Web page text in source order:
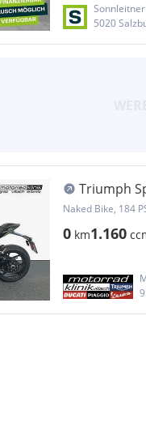
5020
Triumph
1200 RS
Naked Bike, 184
0 km1.160